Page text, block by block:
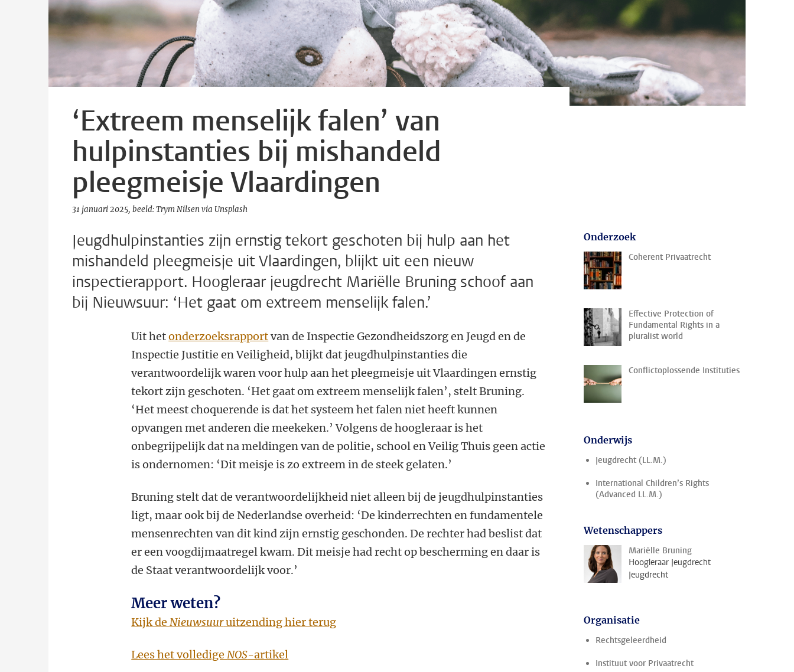
‘Extreem menselijk falen’ van
hulpinstanties bij mishandeld
pleegmeisje Vlaardingen
31 januari 2025 beeld: Trym Nilsen via Unsplash
Jeugdhulpinstanties zijn ernstig tekort geschoten bij hulp aan het
mishandeld pleegmeisje uit Vlaardingen, blijkt uit een nieuw
inspectierapport. Hoogleraar jeugdrecht Mariëlle Bruning schoof aan
bij Nieuwsuur: ‘Het gaat om extreem menselijk falen.’
Uit hetonderzoeksrapportvan de Inspectie Gezondheidszorg en Jeugd en de
Inspectie Justitie en Veiligheid, blijkt dat jeugdhulpinstanties die
verantwoordelijk waren voor hulp aan het pleegmeisje uit Vlaardingen ernstig
tekort zijn geschoten. ‘Het gaat om extreem menselijk falen’, stelt Bruning.
‘Het meest choquerende is dat het systeem het falen niet heeft kunnen
opvangen met anderen die meekeken.’ Volgens de hoogleraar is het
onbegrijpelijk dat na meldingen van de politie, school en Veilig Thuis geen actie
is ondernomen: ‘Dit meisje is zo extreem in de steek gelaten.’
Bruning stelt dat de verantwoordelijkheid niet alleen bij de jeugdhulpinstanties
ligt, maar ook bij de Nederlandse overheid: ‘De kinderrechten en fundamentele
mensenrechten van dit kind zijn ernstig geschonden. De rechter had beslist dat
er een voogdijmaatregel kwam. Dit meisje had recht op bescherming en daar is
de Staat verantwoordelijk voor.’
Meer weten?
Kijk deNieuwsuuruitzending hier terug
Lees het volledigeNOS-artikel
Onderzoek
Coherent Privaatrecht
Effective Protection of
Fundamental Rights in a
pluralist world
Conflictoplossende Instituties
Onderwijs
Jeugdrecht (LL.M.)
International Children’s Rights
(Advanced LL.M.)
Wetenschappers
Mariëlle Bruning
Hoogleraar Jeugdrecht
Jeugdrecht
Organisatie
Rechtsgeleerdheid
Instituut voor Privaatrecht